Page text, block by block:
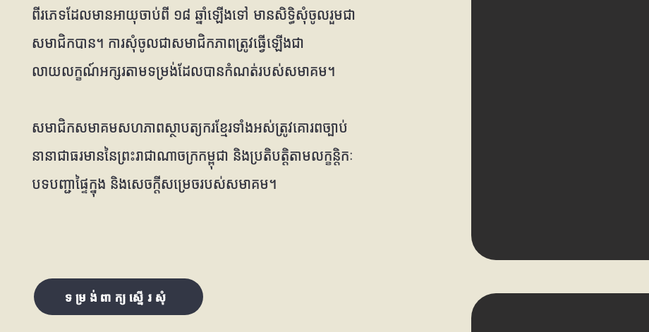
ពីរភេទដែលមានអាយុចាប់ពី ១៨ ឆ្នាំឡើងទៅ មានសិទ្ធិសុំចូលរួមជា
សមាជិកបាន។ ការសុំចូលជាសមាជិកភាពត្រូវធ្វើឡើងជា
លាយលក្ខណ៍អក្សរតាមទម្រង់ដែលបានកំណត់របស់សមាគម។
សមាជិកសមាគមសហភាពស្ថាបត្យករខ្មែរទាំងអស់ត្រូវគោរពច្បាប់
នានាជាធរមាននៃព្រះរាជាណាចក្រកម្ពុជា និងប្រតិបត្តិតាមលក្ខន្តិកៈ
បទបញ្ជាផ្ទៃក្នុង និងសេចក្តីសម្រេចរបស់សមាគម។
ទម្រង់ពាក្យស្នើរសុំ